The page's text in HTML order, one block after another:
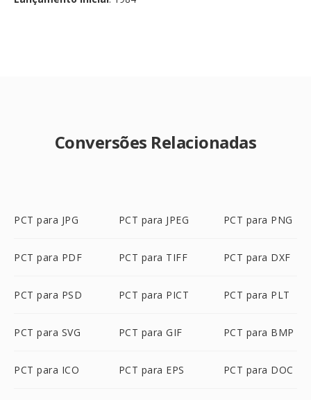
Conversões Relacionadas
PCT para JPG PCT para JPEG PCT para PNG
PCT para PDF PCT para TIFF PCT para DXF
PCT para PSD PCT para PICT PCT para PLT
PCT para SVG PCT para GIF PCT para BMP
PCT para ICO PCT para EPS PCT para DOC